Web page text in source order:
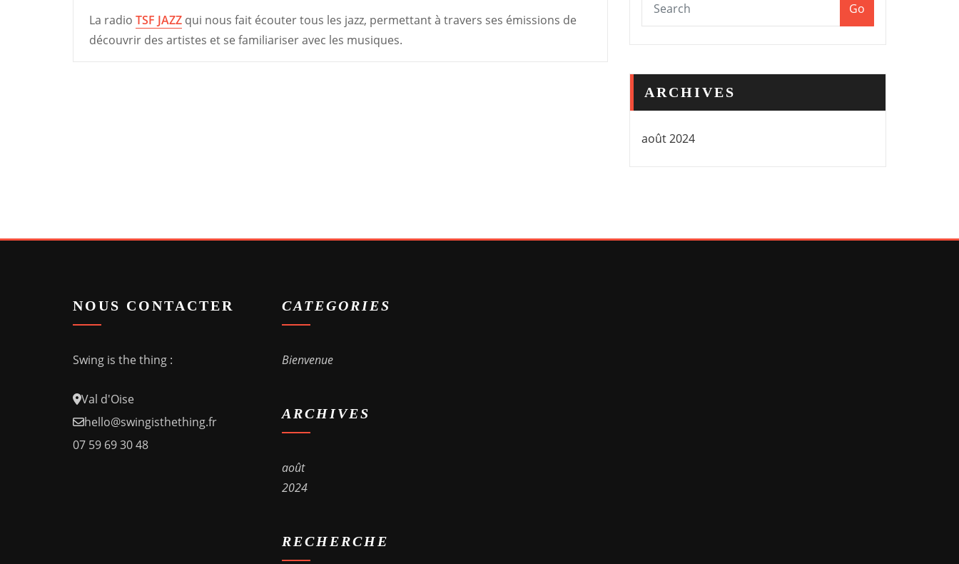
La radio TSF JAZZ qui nous fait écouter tous les jazz, permettant à travers ses émissions de
découvrir des artistes et se familiariser avec les musiques.
Go
ARCHIVES
août 2024
NOUS CONTACTER
Swing is the thing :
Val d'Oise
hello@swingisthething.fr
07 59 69 30 48
CATEGORIES
Bienvenue
ARCHIVES
août
2024
RECHERCHE